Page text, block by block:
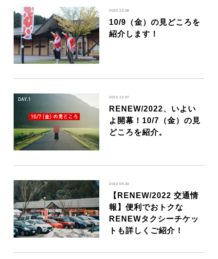
2020.10.08
10/9（金）の見どころを
紹介します！
2022.10.07
RENEW/2022、いよい
よ開幕！10/7（金）の見
どころを紹介。
2022.09.20
【RENEW/2022 交通情
報】便利でおトクな
RENEWタクシーチケッ
トも詳しくご紹介！